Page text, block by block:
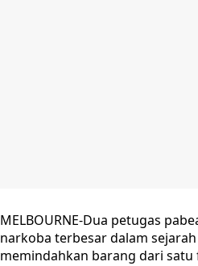
MELBOURNE-Dua petugas
narkoba terbesar dalam
memindahkan barang dari satu